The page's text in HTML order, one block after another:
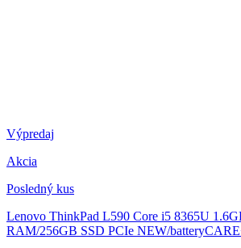
Výpredaj
Akcia
Posledný kus
Lenovo ThinkPad L590 Core i5 8365U
RAM/256GB SSD PCIe NEW/